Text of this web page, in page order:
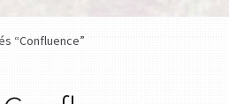
“Confluence”